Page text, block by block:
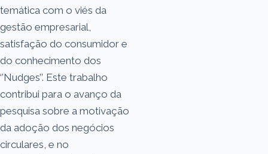
temática com o viés da
gestão empresarial,
satisfação do consumidor e
do conhecimento dos
‘’Nudges’’. Este trabalho
contribui para o avanço da
pesquisa sobre a motivação
da adoção dos negócios
circulares, e no